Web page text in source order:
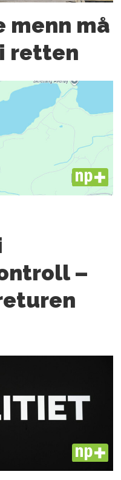
menn må
retten
PLUS
–
PLUS